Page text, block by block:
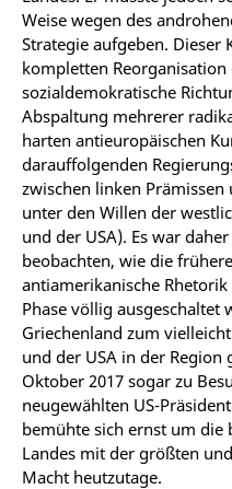
Weise wegen des
Strategie aufgeben.
kompletten
sozialdemokratische
Abspaltung mehrerer
harten antieuropäischen
darauffolgenden
zwischen linken
unter den Willen der
und der USA). Es war
beobachten, wie die
antiamerikanische
Phase völlig ausgeschaltet
Griechenland zum
und der USA in der
Oktober 2017 sogar zu
neugewählten US-
bemühte sich ernst um die
Landes mit der größten
Macht heutzutage.